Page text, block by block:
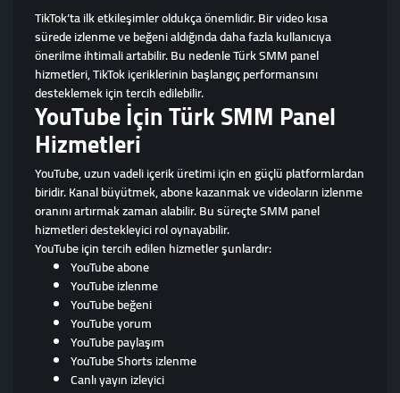
TikTok’ta ilk etkileşimler oldukça önemlidir. Bir video kısa
sürede izlenme ve beğeni aldığında daha fazla kullanıcıya
önerilme ihtimali artabilir. Bu nedenle Türk SMM panel
hizmetleri, TikTok içeriklerinin başlangıç performansını
desteklemek için tercih edilebilir.
YouTube İçin Türk SMM Panel
Hizmetleri
YouTube, uzun vadeli içerik üretimi için en güçlü platformlardan
biridir. Kanal büyütmek, abone kazanmak ve videoların izlenme
oranını artırmak zaman alabilir. Bu süreçte SMM panel
hizmetleri destekleyici rol oynayabilir.
YouTube için tercih edilen hizmetler şunlardır:
YouTube abone
YouTube izlenme
YouTube beğeni
YouTube yorum
YouTube paylaşım
YouTube Shorts izlenme
Canlı yayın izleyici